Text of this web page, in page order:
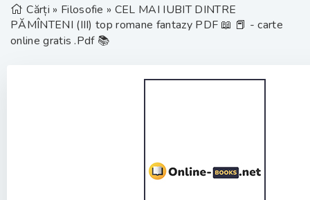
Cărți » Filosofie » CEL MAI IUBIT DINTRE
PĂMÎNTENI (III) top romane fantazy PDF 📖 📕 - carte
online gratis .Pdf 📚